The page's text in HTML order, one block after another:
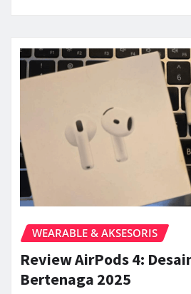
WEARABLE & AKSESORIS
Review AirPods 4:
Bertenaga 2025